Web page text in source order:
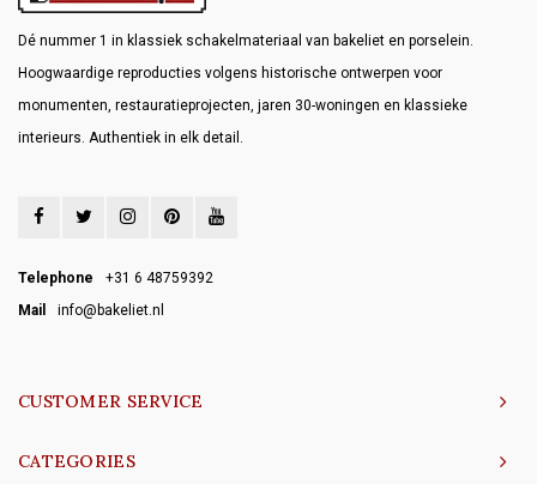
Dé nummer 1 in klassiek schakelmateriaal van bakeliet en porselein.
Hoogwaardige reproducties volgens historische ontwerpen voor
monumenten, restauratieprojecten, jaren 30-woningen en klassieke
interieurs. Authentiek in elk detail.
Telephone
+31 6 48759392
Mail
info@bakeliet.nl
CUSTOMER SERVICE
CATEGORIES